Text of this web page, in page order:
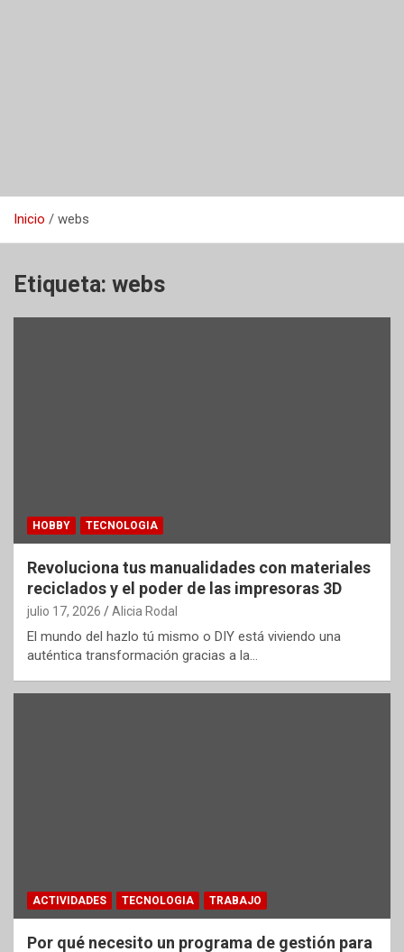
Inicio webs
Etiqueta: webs
HOBBY TECNOLOGIA
Revoluciona tus manualidades con materiales
reciclados y el poder de las impresoras 3D
julio 17, 2026 Alicia Rodal
El mundo del hazlo tú mismo o DIY está viviendo una
auténtica transformación gracias a la…
ACTIVIDADES TECNOLOGIA TRABAJO
Por qué necesito un programa de gestión para